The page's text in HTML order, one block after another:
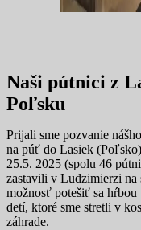
Naši pútnici z
Poľsku
Prijali sme pozvanie
na púť do Lasiek
25.5. 2025 (spolu 46
zastavili v Ludzimierzi na
možnosť potešiť sa
detí, ktoré sme stretli v
záhrade.